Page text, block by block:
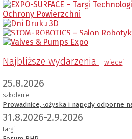
Najbliższe wydarzenia wiecej
25.8.2026
szkolenie
Prowadnice, łożyska i napędy odporne
31.8.2026-2.9.2026
targi